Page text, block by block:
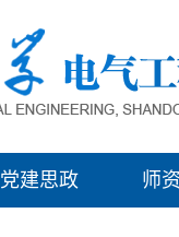
党建思政 师